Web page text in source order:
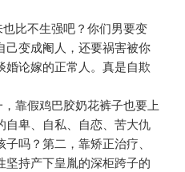
比不生强吧？你们男要变
己变成阉人，还要祸害被你
婚论嫁的正常人。真是自欺
靠假鸡巴胶奶花裤子也要上
自卑、自私、自恋、苦大仇
吗？第二，靠矫正治疗、
坚持产下皇胤的深柜跨子的